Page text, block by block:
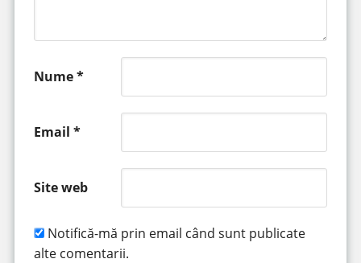
Nume*
Email *
Site web
Notifică-mă prin email când sunt publicate
alte comentarii.